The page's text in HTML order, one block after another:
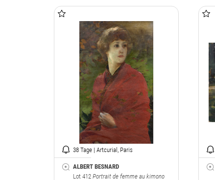
38 Tage | Artcurial, Paris
ALBERT BESNARD
Lot 412 Portrait de femme au kimono